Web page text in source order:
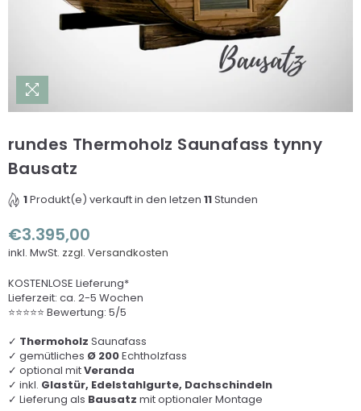
rundes Thermoholz Saunafass tynny
Bausatz
1Produkt(e) verkauft in den letzen 11Stunden
Normaler
Preis
€3.395,00
inkl. MwSt. zzgl. Versandkosten
KOSTENLOSE Lieferung*
Lieferzeit: ca. 2-5 Wochen
⭐⭐⭐⭐⭐ Bewertung: 5/5
✓ Thermoholz Saunafass
✓ gemütliches Ø 200Echtholzfass
✓ optional mitVeranda
✓ inkl. Glastür, Edelstahlgurte, Dachschindeln
✓ Lieferung als Bausatz mit optionaler Montage